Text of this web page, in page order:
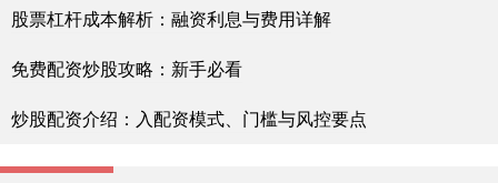
股票杠杆成本解析：融资利息与费用详解
免费配资炒股攻略：新手必看
炒股配资介绍：入配资模式、门槛与风控要点